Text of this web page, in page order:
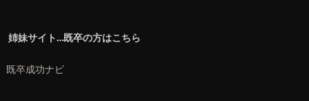
姉妹サイト…既卒の方はこちら
既卒成功ナビ